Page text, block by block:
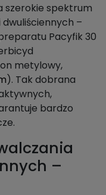
szerokie spektrum
–
Pacyfik 30
metylowy,
). Tak dobrana
bardzo
–